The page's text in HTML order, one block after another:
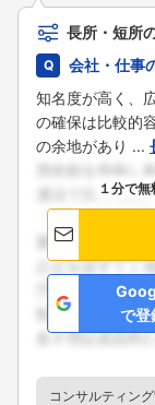
長所・短所
会社・仕事
知名度が高く、
の確保は比較的
の余地があり ...
１分で
で登
コンサルティン